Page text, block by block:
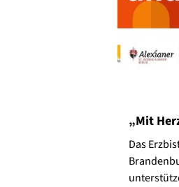
„Mit
Das